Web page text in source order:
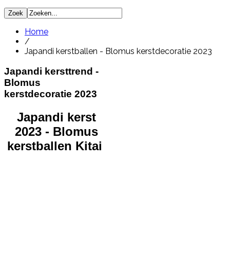
Home
/
Japandi kerstballen - Blomus kerstdecoratie 2023
Japandi kersttrend -
Blomus
kerstdecoratie 2023
Japandi kerst
2023 - Blomus
kerstballen Kitai